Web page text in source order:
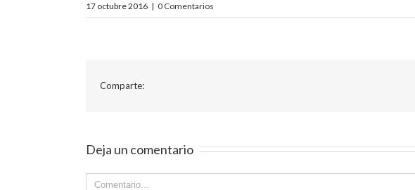
17 octubre 2016 | 0 Comentarios
Comparte:
Deja un comentario